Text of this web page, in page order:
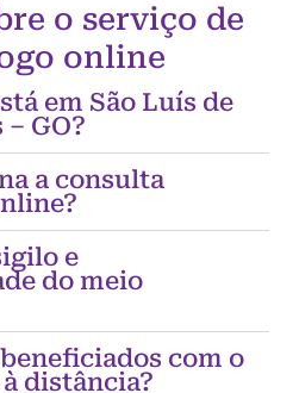
o serviço de
online
em São Luís de
GO?
a consulta
e
do meio
com o
distância?